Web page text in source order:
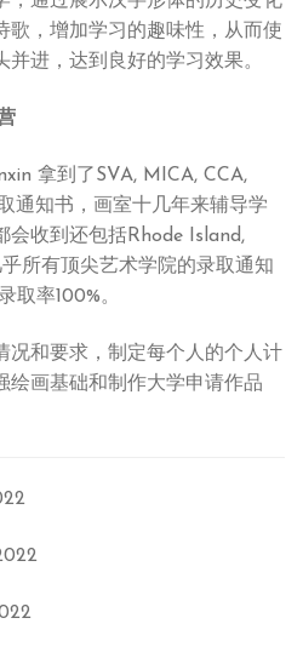
歌，增加学习的趣味性，从而使
进，达到良好的学习效果。
拿到了SVA, MICA, CCA,
通知书，画室十几年来辅导学
会收到还包括Rhode Island,
所有顶尖艺术学院的录取通知
取率100%。
况和要求，制定每个人的个人计
绘画基础和制作大学申请作品